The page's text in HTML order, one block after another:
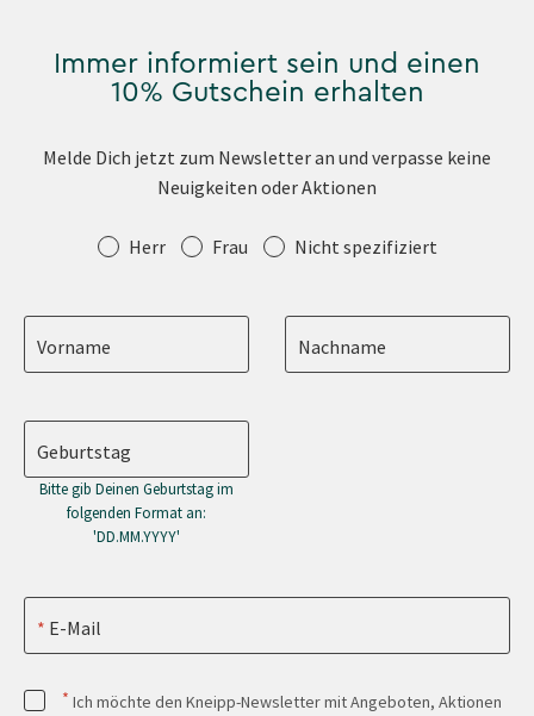
Immer informiert sein und einen
10% Gutschein erhalten
Melde Dich jetzt zum Newsletter an und verpasse keine
Neuigkeiten oder Aktionen
Anrede Herr Frau Nicht spezifiziert
Vorname Nachname
Geburtstag
Bitte gib Deinen Geburtstag im
folgenden Format an:
'DD.MM.YYYY'
E-Mail
* Ich möchte den Kneipp-Newsletter mit Angeboten, Aktionen